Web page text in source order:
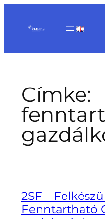
tartalomhoz
Címke:
2SF –
Fenntartható